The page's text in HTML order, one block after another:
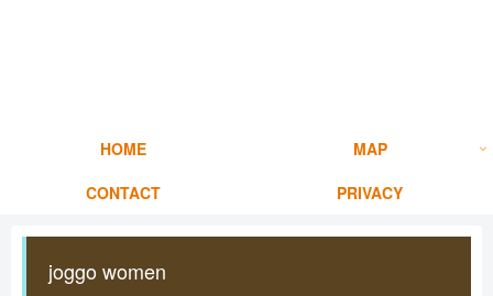
HOME
MAP
CONTACT
PRIVACY
joggo women